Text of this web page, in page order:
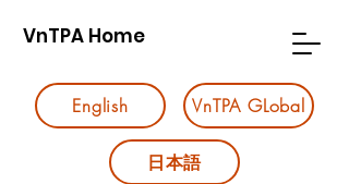
VnTPA Home
English VnTPA GLobal
日本語